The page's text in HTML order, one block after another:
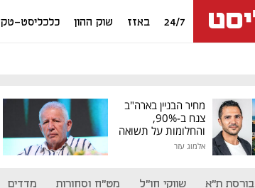
24/7 באזז שוק ההון כלכליסט-טק
מחיר הבניין בארה"ב
צנח ב-90%,
והחלומות על תשואה
גבוהה התנפצו
אלמוג עזר
בורסת ת"א שווקי חו"ל מט"ח וסחורות מדדים